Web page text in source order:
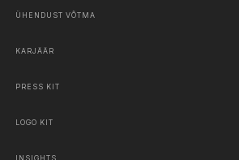
ÜHENDUST VÕTMA
KARJÄÄR
PRESS KIT
LOGO KIT
INSIGHTS